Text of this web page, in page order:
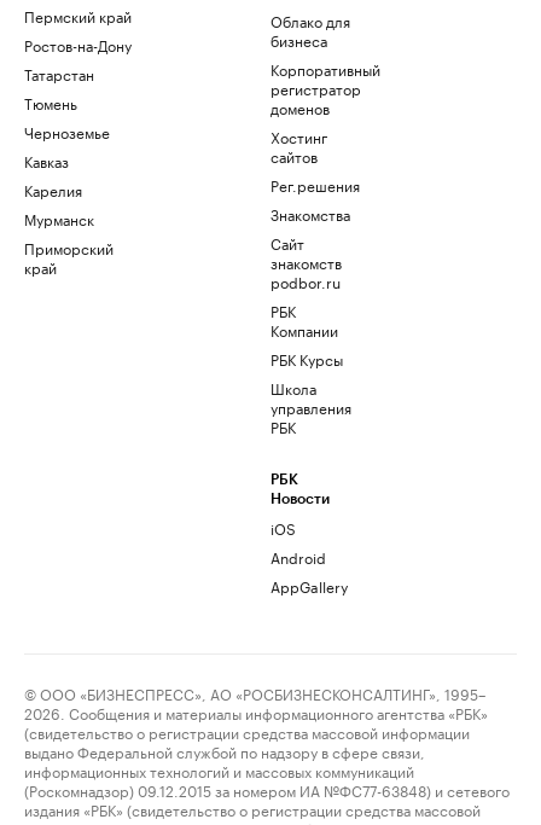
Пермский край
Ростов-на-Дону
Татарстан
Тюмень
Черноземье
Кавказ
Карелия
Мурманск
Приморский
край
Облако для
бизнеса
Корпоративный
регистратор
доменов
Хостинг
сайтов
Рег.решения
Знакомства
Сайт
знакомств
podbor.ru
РБК
Компании
РБК Курсы
Школа
управления
РБК
РБК
Новости
iOS
Android
AppGallery
© ООО «БИЗНЕСПРЕСС», АО «РОСБИЗНЕСКОНСАЛТИНГ», 1995–
2026. Сообщения и материалы информационного агентства «РБК»
(свидетельство о регистрации средства массовой информации
выдано Федеральной службой по надзору в сфере связи,
информационных технологий и массовых коммуникаций
(Роскомнадзор) 09.12.2015 за номером ИА №ФС77-63848) и сетевого
издания «РБК» (свидетельство о регистрации средства массовой